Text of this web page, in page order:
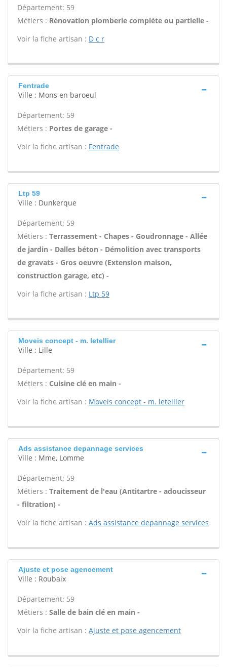
Département: 59
Métiers : Rénovation plomberie complète ou partielle -
Voir la fiche artisan : D c r
Fentrade
Ville : Mons en baroeul
Département: 59
Métiers : Portes de garage -
Voir la fiche artisan : Fentrade
Ltp 59
Ville : Dunkerque
Département: 59
Métiers : Terrassement - Chapes - Goudronnage - Allée
de jardin - Dalles béton - Démolition avec transports
de gravats - Gros oeuvre (Extension maison,
construction garage, etc) -
Voir la fiche artisan : Ltp 59
Moveis concept - m. letellier
Ville : Lille
Département: 59
Métiers : Cuisine clé en main -
Voir la fiche artisan : Moveis concept - m. letellier
Ads assistance depannage services
Ville : Mme, Lomme
Département: 59
Métiers : Traitement de l'eau (Antitartre - adoucisseur
- filtration) -
Voir la fiche artisan : Ads assistance depannage services
Ajuste et pose agencement
Ville : Roubaix
Département: 59
Métiers : Salle de bain clé en main -
Voir la fiche artisan : Ajuste et pose agencement